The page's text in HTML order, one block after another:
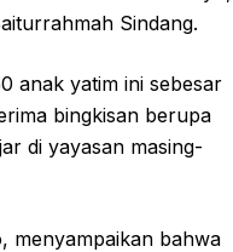
Sindang.
anak yatim ini sebesar
bingkisan berupa
di yayasan masing-
menyampaikan bahwa